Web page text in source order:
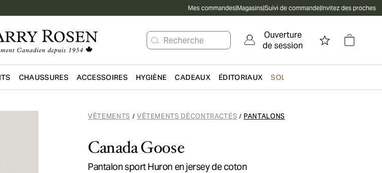
Mes commandes|Magasins|Suivi de commande|Invitez des proches
Recherche
Ouverture
de session
Passer au contenu principal
CHAUSSURES ACCESSOIRES HYGIÈNE CADEAUX ÉDITORIAUX SOLDES
VÊTEMENTS / VÊTEMENTS DÉCONTRACTÉS / PANTALONS
Canada Goose
Pantalon sport Huron en jersey de coton